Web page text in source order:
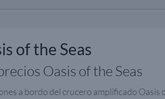
of the Seas
Oasis of the Seas
a bordo del crucero amplificado Oasis